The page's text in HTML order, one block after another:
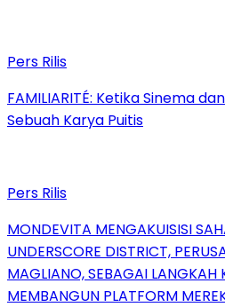
Pers Rilis
FAMILIARITÉ: Ketika Sinema
Sebuah Karya Puitis
Pers Rilis
MONDEVITA MENGAKUISISI
UNDERSCORE DISTRICT,
MAGLIANO, SEBAGAI LANGKAH
MEMBANGUN PLATFORM